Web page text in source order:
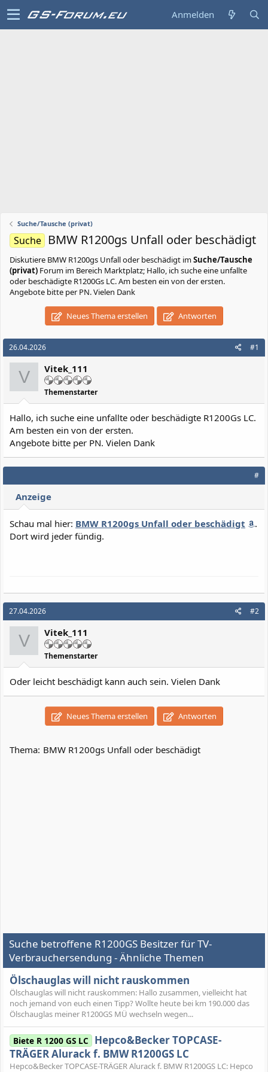
Anmelden
Suche/Tausche (privat)
Suche BMW R1200gs Unfall oder beschädigt
Diskutiere BMW R1200gs Unfall oder beschädigt imSuche/Tausche
(privat) Forum im Bereich Marktplatz; Hallo, ich suche eine unfallte
oder beschädigte R1200Gs LC. Am besten ein von der ersten.
Angebote bitte per PN. Vielen Dank
Neues Thema erstellen Antworten
26.04.2026 #1
V Vitek_111
Themenstarter
Hallo, ich suche eine unfallte oder beschädigte R1200Gs LC.
Am besten ein von der ersten.
Angebote bitte per PN. Vielen Dank
#
Anzeige
Schau mal hier: BMW R1200gs Unfall oder beschädigt
.
Dort wird jeder fündig.
27.04.2026 #2
V Vitek_111
Themenstarter
Oder leicht beschädigt kann auch sein. Vielen Dank
Neues Thema erstellen Antworten
Thema: BMW R1200gs Unfall oder beschädigt
Suche betroffene R1200GS Besitzer für TV-
Verbrauchersendung - Ähnliche Themen
Ölschauglas will nicht rauskommen
Ölschauglas will nicht rauskommen: Hallo zusammen, vielleicht hat
noch jemand von euch einen Tipp? Wollte heute bei km 190.000 das
Ölschauglas meiner R1200GS MÜ wechseln wegen...
Biete R 1200 GS LC Hepco&Becker TOPCASE-
TRÄGER Alurack f. BMW R1200GS LC
Hepco&Becker TOPCASE-TRÄGER Alurack f. BMW R1200GS LC: Hepco